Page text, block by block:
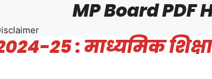
MP Board PDF
25 : माध्यमिक